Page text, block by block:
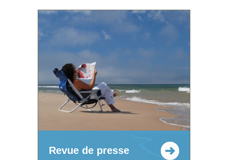
Revue de presse